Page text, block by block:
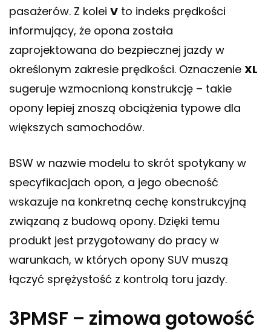
pasażerów. Z kolei V to indeks prędkości
informujący, że opona została
zaprojektowana do bezpiecznej jazdy w
określonym zakresie prędkości. Oznaczenie XL
sugeruje wzmocnioną konstrukcję – takie
opony lepiej znoszą obciążenia typowe dla
większych samochodów.
BSW w nazwie modelu to skrót spotykany w
specyfikacjach opon, a jego obecność
wskazuje na konkretną cechę konstrukcyjną
związaną z budową opony. Dzięki temu
produkt jest przygotowany do pracy w
warunkach, w których opony SUV muszą
łączyć sprężystość z kontrolą toru jazdy.
3PMSF – zimowa gotowość